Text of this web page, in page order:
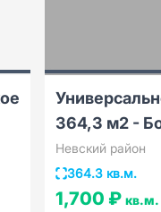
364,3 м2 -
Невский район
364.3 кв.м.
1,700 ₽кв.м.